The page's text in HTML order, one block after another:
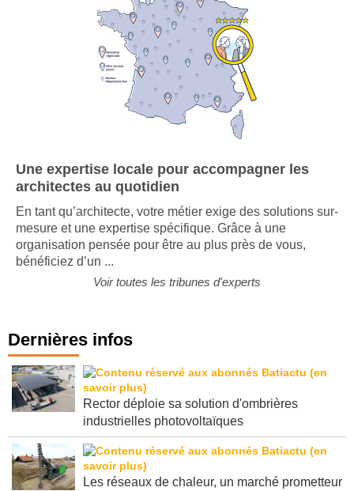
Une expertise locale pour accompagner les
architectes au quotidien
En tant qu’architecte, votre métier exige des solutions sur-
mesure et une expertise spécifique. Grâce à une
organisation pensée pour être au plus près de vous,
bénéficiez d’un ...
Voir toutes les tribunes d'experts
Dernières infos
Rector déploie sa solution d'ombrières
industrielles photovoltaïques
Les réseaux de chaleur, un marché prometteur